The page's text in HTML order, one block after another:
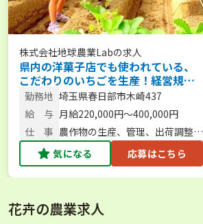
株式会社地球農業Labの求人
県内の洋菓子店でも使われている、
こだわりのいちごを生産！経営規模
を拡大中です。 【通勤手当あり／農
産物持ち帰りOK】
勤務地 埼玉県春日部市木崎437
給 与 月給220,000円～400,000円
仕 事 農作物の生産、管理、出荷調整、
販売など
気になる 応募はこちら
花卉の農業求人